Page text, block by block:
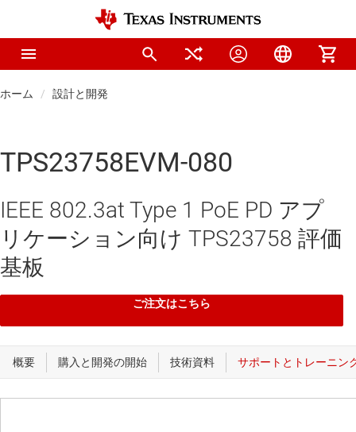
ホーム 設計と開発
TPS23758EVM-080
IEEE 802.3at Type 1 PoE PD アプ
リケーション向け TPS23758 評価
基板
ご注文はこちら